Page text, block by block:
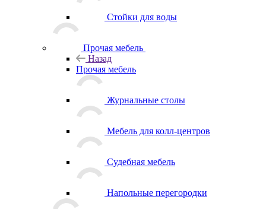
Стойки для воды
Прочая мебель
Назад
Прочая мебель
Журнальные столы
Мебель для колл-центров
Судебная мебель
Напольные перегородки